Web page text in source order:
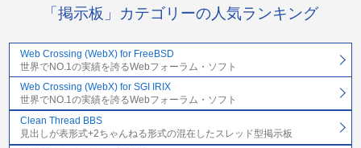
「掲示板」カテゴリーの人気ランキング
Web Crossing (WebX) for FreeBSD
世界でNO.1の実績を誇るWebフォーラム・ソフト
Web Crossing (WebX) for SGI IRIX
世界でNO.1の実績を誇るWebフォーラム・ソフト
Clean Thread BBS
見出しが表形式+2ちゃんねる形式の混在したスレッド型掲示板